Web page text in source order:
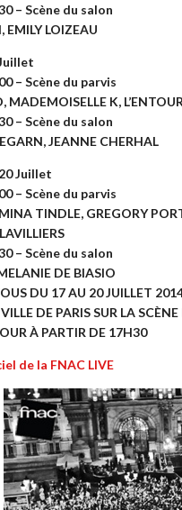
– Scène du salon
EMILY LOIZEAU
– Scène du parvis
K,
– Scène du salon
JEANNE CHERHAL
Juillet
– Scène du parvis
TINDLE, GREGORY
– Scène du salon
DE BIASIO
DU 17 AU 20 JUILLET
DE PARIS SUR LA
À PARTIR DE 17H30
de la FNAC LIVE